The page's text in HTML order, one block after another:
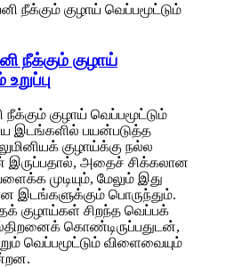
நீக்கும் குழாய்
நீக்கும் குழாய் வெப்பமூட்டும்
இடங்களில் பயன்படுத்த
குழாய்க்கு நல்ல
இருப்பதால், அதைச் சிக்கலான
முடியும், மேலும் இது
இடங்களுக்கும் பொருந்தும்.
குழாய்கள் சிறந்த வெப்பக்
கொண்டிருப்பதுடன்,
வெப்பமூட்டும் விளைவையும்